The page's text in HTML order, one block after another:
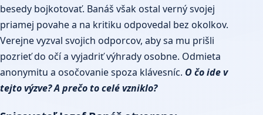
besedy bojkotovať. Banáš však ostal verný svojej
priamej povahe a na kritiku odpovedal bez okolkov.
Verejne vyzval svojich odporcov, aby sa mu prišli
pozrieť do očí a vyjadriť výhrady osobne. Odmieta
anonymitu a osočovanie spoza klávesníc. O čo ide v
tejto výzve? A prečo to celé vzniklo?